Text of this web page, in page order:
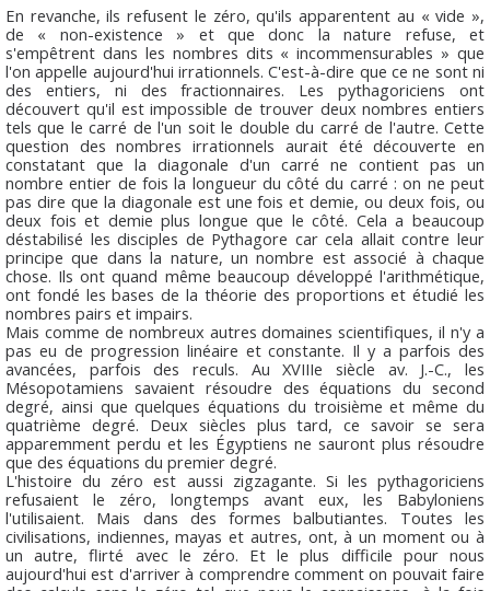
En revanche, ils refusent le zéro, qu'ils apparentent au « vide »,
de « non-existence » et que donc la nature refuse, et
s'empêtrent dans les nombres dits « incommensurables » que
l'on appelle aujourd'hui irrationnels. C'est-à-dire que ce ne sont ni
des entiers, ni des fractionnaires. Les pythagoriciens ont
découvert qu'il est impossible de trouver deux nombres entiers
tels que le carré de l'un soit le double du carré de l'autre. Cette
question des nombres irrationnels aurait été découverte en
constatant que la diagonale d'un carré ne contient pas un
nombre entier de fois la longueur du côté du carré : on ne peut
pas dire que la diagonale est une fois et demie, ou deux fois, ou
deux fois et demie plus longue que le côté. Cela a beaucoup
déstabilisé les disciples de Pythagore car cela allait contre leur
principe que dans la nature, un nombre est associé à chaque
chose. Ils ont quand même beaucoup développé l'arithmétique,
ont fondé les bases de la théorie des proportions et étudié les
nombres pairs et impairs.
Mais comme de nombreux autres domaines scientifiques, il n'y a
pas eu de progression linéaire et constante. Il y a parfois des
avancées, parfois des reculs. Au XVIIIe siècle av. J.-C., les
Mésopotamiens savaient résoudre des équations du second
degré, ainsi que quelques équations du troisième et même du
quatrième degré. Deux siècles plus tard, ce savoir se sera
apparemment perdu et les Égyptiens ne sauront plus résoudre
que des équations du premier degré.
L'histoire du zéro est aussi zigzagante. Si les pythagoriciens
refusaient le zéro, longtemps avant eux, les Babyloniens
l'utilisaient. Mais dans des formes balbutiantes. Toutes les
civilisations, indiennes, mayas et autres, ont, à un moment ou à
un autre, flirté avec le zéro. Et le plus difficile pour nous
aujourd'hui est d'arriver à comprendre comment on pouvait faire